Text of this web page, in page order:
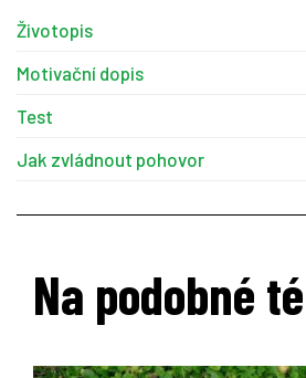
Životopis
Motivační dopis
Test
Jak zvládnout pohovor
Na podobné